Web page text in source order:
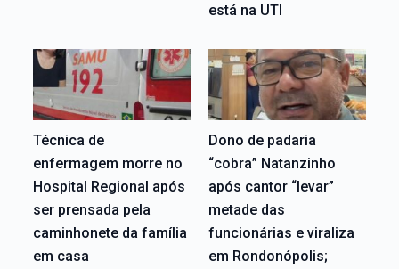
está na UTI
Técnica de
enfermagem morre no
Hospital Regional após
ser prensada pela
caminhonete da família
em casa
Dono de padaria
“cobra” Natanzinho
após cantor “levar”
metade das
funcionárias e viraliza
em Rondonópolis;